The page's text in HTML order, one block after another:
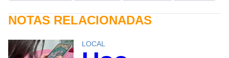
NOTAS RELACIONADAS
LOCAL